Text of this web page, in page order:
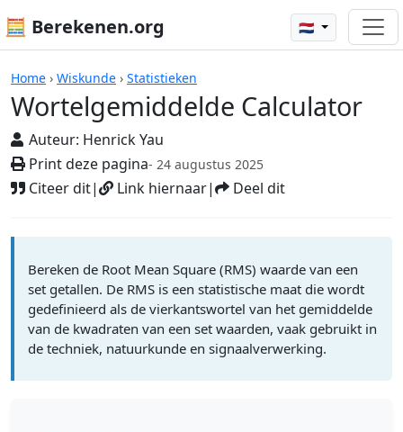
🧮 Berekenen.org 🇳🇱
Home › Wiskunde › Statistieken
Wortelgemiddelde Calculator
Auteur: Henrick Yau
Print deze pagina- 24 augustus 2025
Citeer dit| Link hiernaar| Deel dit
Rekenmachines
Bereken de Root Mean Square (RMS) waarde van een
set getallen. De RMS is een statistische maat die wordt
gedefinieerd als de vierkantswortel van het gemiddelde
van de kwadraten van een set waarden, vaak gebruikt in
de techniek, natuurkunde en signaalverwerking.